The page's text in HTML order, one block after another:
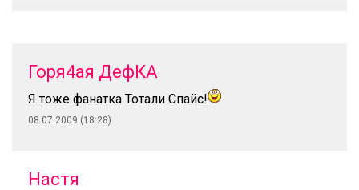
Горя4ая ДефКА
Я тоже фанатка Тотали Спайс!
08.07.2009 (18:28)
Настя